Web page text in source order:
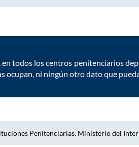
todos los centros penitenciarios
ocupan, ni ningún otro dato que
Penitenciarias. Ministerio del